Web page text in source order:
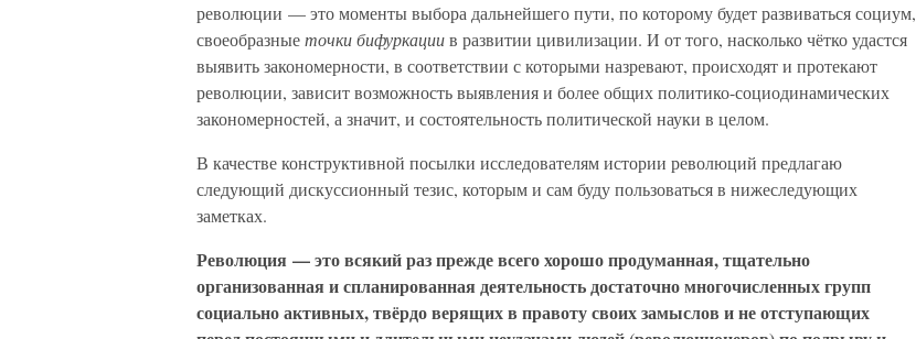
революции — это моменты выбора дальнейшего пути, по которому будет развиваться социум,
своеобразныеточки бифуркациив развитии цивилизации. И от того, насколько чётко удастся
выявить закономерности, в соответствии с которыми назревают, происходят и протекают
революции, зависит возможность выявления и более общих политико-социодинамических
закономерностей, а значит, и состоятельность политической науки в целом.
В качестве конструктивной посылки исследователям истории революций предлагаю
следующий дискуссионный тезис, которым и сам буду пользоваться в нижеследующих
заметках.
Революция — это всякий раз прежде всего хорошо продуманная, тщательно
организованная и спланированная деятельность достаточно многочисленных групп
социально активных, твёрдо верящих в правоту своих замыслов и не отступающих